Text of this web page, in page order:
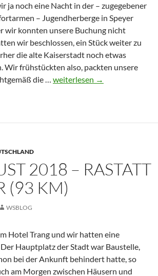
ja noch eine Nacht in der – zugegebener
– Jugendherberge in Speyer
wir konnten unsere Buchung nicht
wir beschlossen, ein Stück weiter zu
die alte Kaiserstadt noch etwas
Wir frühstückten also, packten unsere
die … 15.
(44
km)
weiterlesen →
2018 – RASTATT
(93 KM)
WSBLOG
Hotel Trang und wir hatten eine
Hauptplatz der Stadt war Baustelle,
bei der Ankunft behindert hatte, so
am Morgen zwischen Häusern und